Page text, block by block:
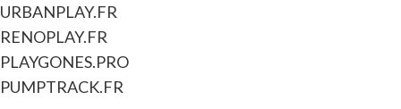
URBANPLAY.FR
RENOPLAY.FR
PLAYGONES.PRO
PUMPTRACK.FR